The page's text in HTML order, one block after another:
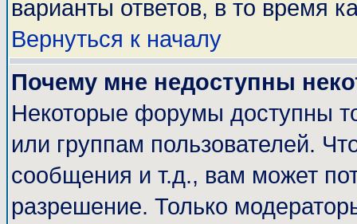
варианты ответов, в то время
Вернуться к началу
Почему мне недоступны
Некоторые форумы доступны
или группам пользователей.
сообщения и т.д., вам может
разрешение. Только